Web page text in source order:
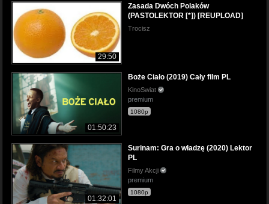
29:50
Zasada Dwóch Polaków
(PASTOLEKTOR [*]) [REUPLOAD]
Trocisz
01:50:23
Boże Ciało (2019) Cały film PL
KinoSwiat
premium
1080p
01:32:01
Surinam: Gra o władzę (2020) Lektor
PL
Filmy Akcji
premium
1080p